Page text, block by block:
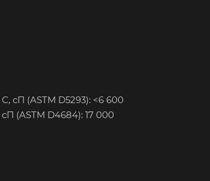
сП (ASTM D5293): <6 600
(ASTM D4684): 17 000